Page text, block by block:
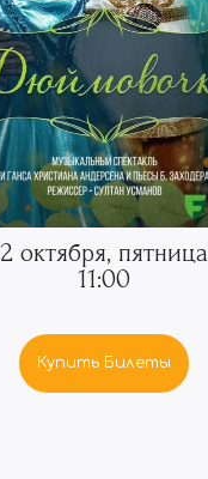
2 октября, пятница
11:00
Купить Билеты